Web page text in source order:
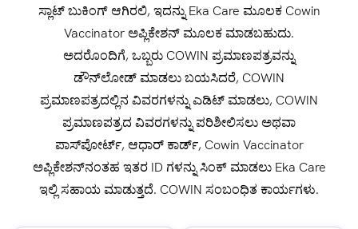
ಸ್ಲಾಟ್ ಬುಕಿಂಗ್ ಆಗಿರಲಿ, ಇದನ್ನು Eka Care ಮೂಲಕ Cowin
Vaccinator ಅಪ್ಲಿಕೇಶನ್ ಮೂಲಕ ಮಾಡಬಹುದು.
ಅದರೊಂದಿಗೆ, ಒಬ್ಬರು COWIN ಪ್ರಮಾಣಪತ್ರವನ್ನು
ಡೌನ್‌ಲೋಡ್ ಮಾಡಲು ಬಯಸಿದರೆ, COWIN
ಪ್ರಮಾಣಪತ್ರದಲ್ಲಿನ ವಿವರಗಳನ್ನು ಎಡಿಟ್ ಮಾಡಲು, COWIN
ಪ್ರಮಾಣಪತ್ರದ ವಿವರಗಳನ್ನು ಪರಿಶೀಲಿಸಲು ಅಥವಾ
ಪಾಸ್‌ಪೋರ್ಟ್, ಆಧಾರ್ ಕಾರ್ಡ್, Cowin Vaccinator
ಅಪ್ಲಿಕೇಶನ್‌ನಂತಹ ಇತರ ID ಗಳನ್ನು ಸಿಂಕ್ ಮಾಡಲು Eka Care
ಇಲ್ಲಿ ಸಹಾಯ ಮಾಡುತ್ತದೆ. COWIN ಸಂಬಂಧಿತ ಕಾರ್ಯಗಳು.